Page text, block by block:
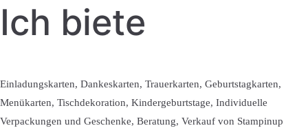
Ich biete
Einladungskarten, Dankeskarten, Trauerkarten, Geburtstagkarten,
Menükarten, Tischdekoration, Kindergeburtstage, Individuelle
Verpackungen und Geschenke, Beratung, Verkauf von Stampinup